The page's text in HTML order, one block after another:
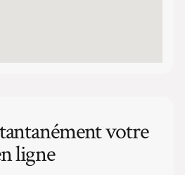
votre
ligne